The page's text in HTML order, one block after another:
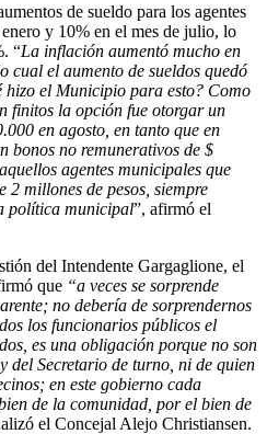
de sueldo para los agentes
y 10% en el mes de julio, lo
“La inflación aumentó mucho en
cual el aumento de sueldos quedó
hizo el Municipio para esto? Como
finitos la opción fue otorgar un
en agosto, en tanto que en
bonos no remunerativos de $
agentes municipales que
2 millones de pesos, siempre
política municipal”, afirmó el
del Intendente Gargaglione, el
que “a veces se sorprende
no debería de sorprendernos
los funcionarios públicos el
es una obligación porque no son
del Secretario de turno, ni de quien
en este gobierno cada
de la comunidad, por el bien de
el Concejal Alejo Christiansen.